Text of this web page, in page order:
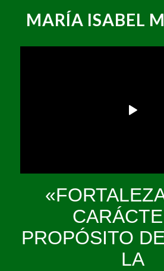
MARÍA ISABEL
PROPÓSITO
LA